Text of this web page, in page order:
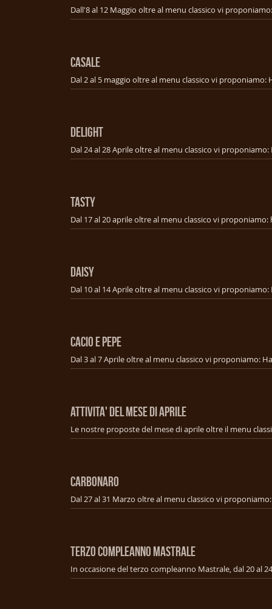
CASALE
DELIGHT
TASTY
DAISY
CACIO E PEPE
ATTIVITA' DEL MESE DI APRILE
Le nostre proposte del mese di aprile oltre il menu
CARBONARO
TERZO COMPLEANNO MASTRALE